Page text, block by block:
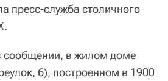
пресс-служба столичного
сообщении, в жилом доме
6), построенном в 1900